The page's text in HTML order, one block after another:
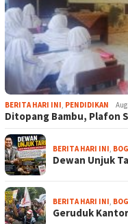
BERITA HARI INI, PENDIDIKAN
Ditopang Bambu, Plafon
BERITA HARI INI,
Dewan Unjuk
BERITA HARI INI,
Geruduk